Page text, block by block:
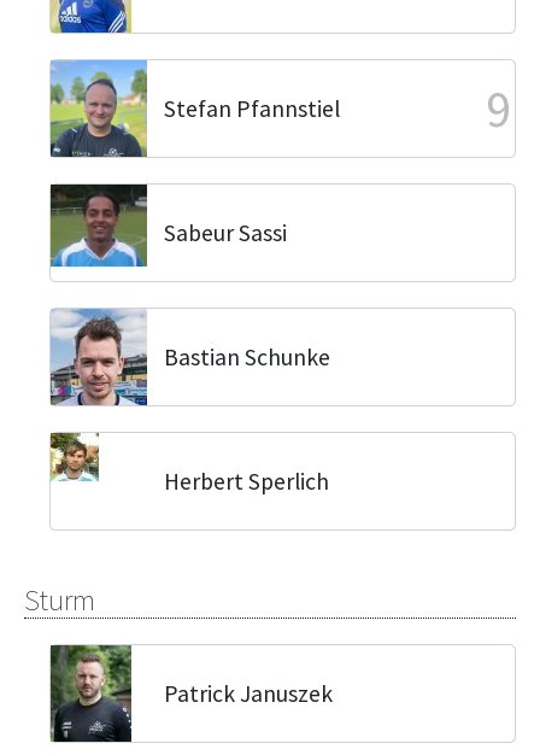
Stefan Pfannstiel 9
Sabeur Sassi
Bastian Schunke
Herbert Sperlich
Sturm
Patrick Januszek